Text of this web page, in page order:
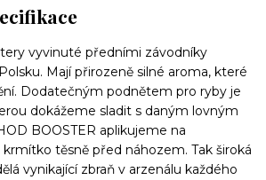
vyvinuté předními závodníky
Mají přirozeně silné aroma, které
Dodatečným podnětem pro ryby je
dokážeme sladit s daným lovným
BOOSTER aplikujeme na
těsně před náhozem. Tak široká
vynikající zbraň v arzenálu každého